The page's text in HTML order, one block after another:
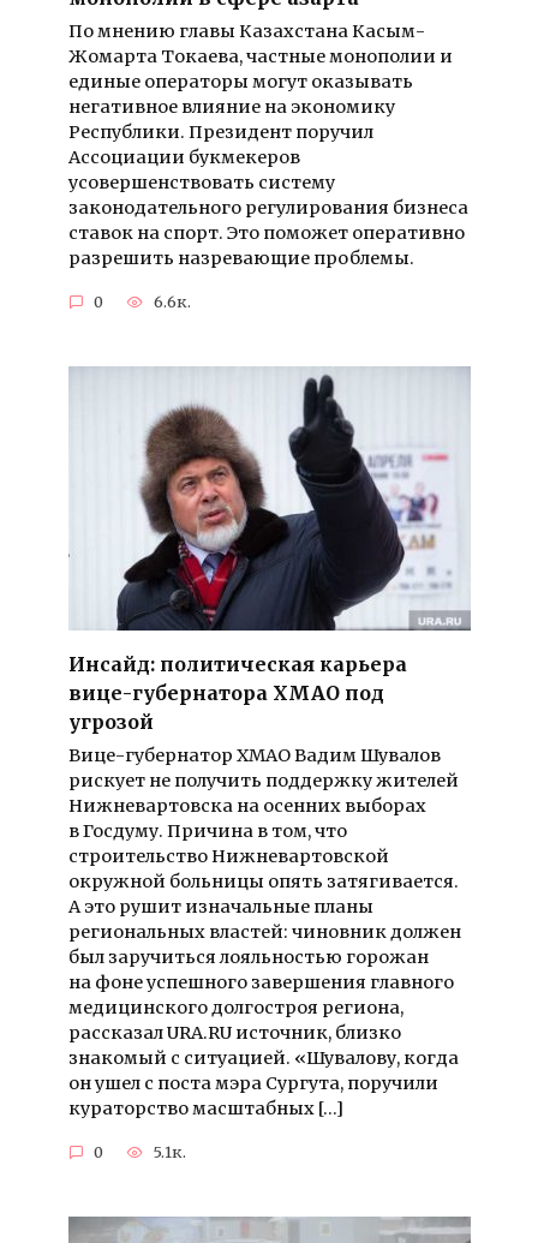
По мнению главы Казахстана Касым-
Жомарта Токаева, частные монополии и
единые операторы могут оказывать
негативное влияние на экономику
Республики. Президент поручил
Ассоциации букмекеров
усовершенствовать систему
законодательного регулирования бизнеса
ставок на спорт. Это поможет оперативно
разрешить назревающие проблемы.
0 6.6к.
Инсайд: политическая карьера
вице-губернатора ХМАО под
угрозой
Вице-губернатор ХМАО Вадим Шувалов
рискует не получить поддержку жителей
Нижневартовска на осенних выборах
в Госдуму. Причина в том, что
строительство Нижневартовской
окружной больницы опять затягивается.
А это рушит изначальные планы
региональных властей: чиновник должен
был заручиться лояльностью горожан
на фоне успешного завершения главного
медицинского долгостроя региона,
рассказал URA.RU источник, близко
знакомый с ситуацией. «Шувалову, когда
он ушел с поста мэра Сургута, поручили
кураторство масштабных […]
0 5.1к.